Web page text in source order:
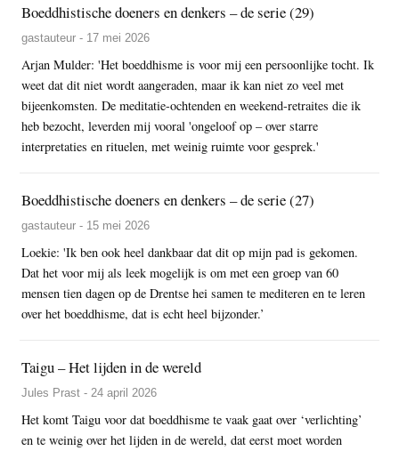
Boeddhistische doeners en denkers – de serie (29)
gastauteur - 17 mei 2026
Arjan Mulder: 'Het boeddhisme is voor mij een persoonlijke tocht. Ik
weet dat dit niet wordt aangeraden, maar ik kan niet zo veel met
bijeenkomsten. De meditatie-ochtenden en weekend-retraites die ik
heb bezocht, leverden mij vooral 'ongeloof op – over starre
interpretaties en rituelen, met weinig ruimte voor gesprek.'
Boeddhistische doeners en denkers – de serie (27)
gastauteur - 15 mei 2026
Loekie: 'Ik ben ook heel dankbaar dat dit op mijn pad is gekomen.
Dat het voor mij als leek mogelijk is om met een groep van 60
mensen tien dagen op de Drentse hei samen te mediteren en te leren
over het boeddhisme, dat is echt heel bijzonder.’
Taigu – Het lijden in de wereld
Jules Prast - 24 april 2026
Het komt Taigu voor dat boeddhisme te vaak gaat over ‘verlichting’
en te weinig over het lijden in de wereld, dat eerst moet worden